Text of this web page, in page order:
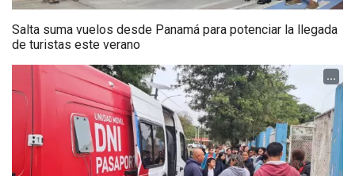
Salta suma vuelos desde Panamá para potenciar la llegada
de turistas este verano
...